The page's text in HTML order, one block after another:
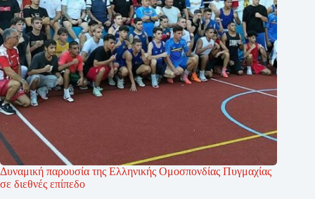
Δυναμική παρουσία της Ελληνικής Ομοσπονδίας Πυγμαχίας
σε διεθνές επίπεδο